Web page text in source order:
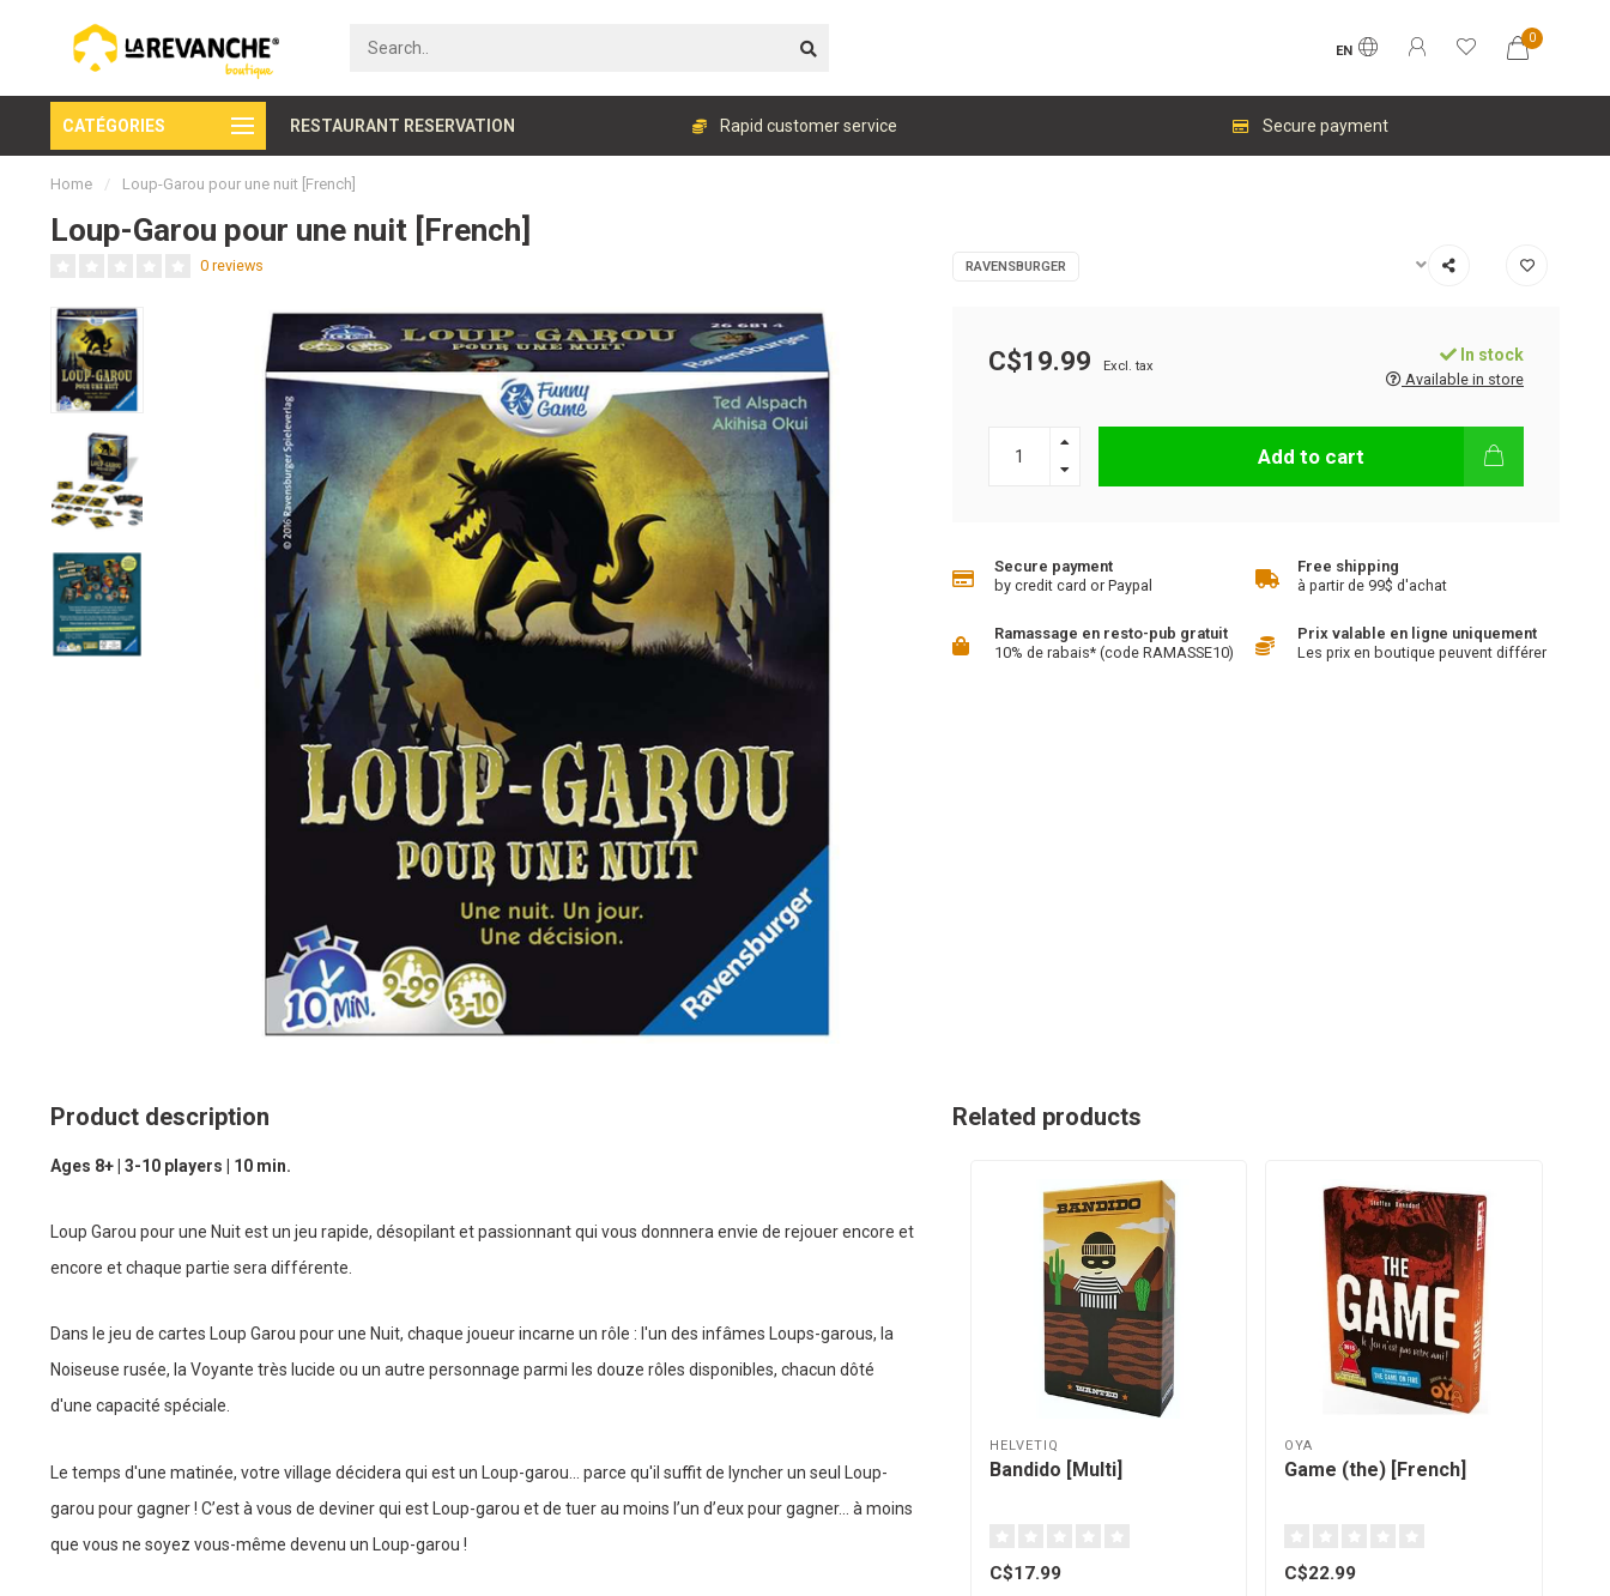
EN
0
CATÉGORIES RESTAURANT RESERVATION
Secure payment Rapid customer service Secure payment
Home / Loup-Garou pour une nuit [French]
Loup-Garou pour une nuit [French]
0 reviews RAVENSBURGER
C$19.99 Excl. tax
In stock
Available in store
Add to cart
Secure payment
by credit card or Paypal
Free shipping
à partir de 99$ d'achat
Ramassage en resto-pub gratuit
10% de rabais* (code RAMASSE10)
Prix valable en ligne uniquement
Les prix en boutique peuvent différer
Product description
Ages 8+ | 3-10 players | 10 min.
Loup Garou pour une Nuit est un jeu rapide, désopilant et passionnant qui vous donnnera envie de rejouer encore et
encore et chaque partie sera différente.
Dans le jeu de cartes Loup Garou pour une Nuit, chaque joueur incarne un rôle : l'un des infâmes Loups-garous, la
Noiseuse rusée, la Voyante très lucide ou un autre personnage parmi les douze rôles disponibles, chacun dôté
d'une capacité spéciale.
Le temps d'une matinée, votre village décidera qui est un Loup-garou... parce qu'il suffit de lyncher un seul Loup-
garou pour gagner ! C’est à vous de deviner qui est Loup-garou et de tuer au moins l’un d’eux pour gagner... à moins
que vous ne soyez vous-même devenu un Loup-garou !
Related products
HELVETIQ
Bandido [Multi]
C$17.99
OYA
Game (the) [French]
C$22.99